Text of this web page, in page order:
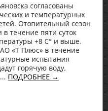
согласованы
и температурных
Отопительный сезон
течение пяти суток
+8 С° и выше.
«Т Плюс» в течение
испытания
горячую воду,
ПОДРОБНЕЕ →